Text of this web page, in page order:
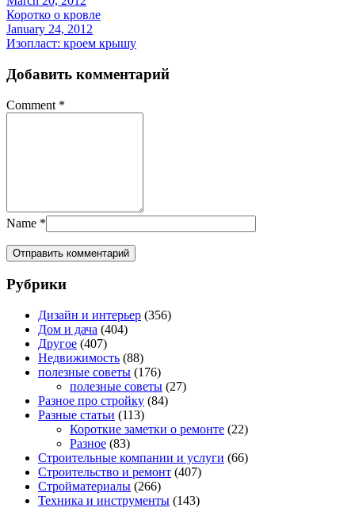
Коротко о кровле
January 24, 2012
Изопласт: кроем крышу
Добавить комментарий
Comment *
Name *
Рубрики
Дизайн и интерьер (356)
Дом и дача (404)
Другое (407)
Недвижимость (88)
полезные советы (176)
полезные советы (27)
Разное про стройку (84)
Разные статьи (113)
Короткие заметки о ремонте (22)
Разное (83)
Строительные компании и услуги (66)
Строительство и ремонт (407)
Стройматериалы (266)
Техника и инструменты (143)